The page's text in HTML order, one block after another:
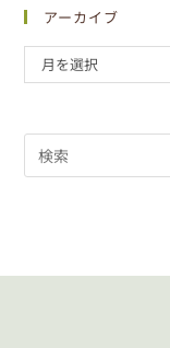
アーカイブ
月を選択